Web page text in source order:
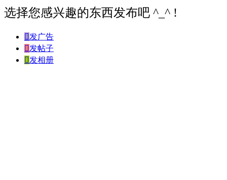
选择您感兴趣的东西发布吧 ^_^ !
发广告
发帖子
发相册